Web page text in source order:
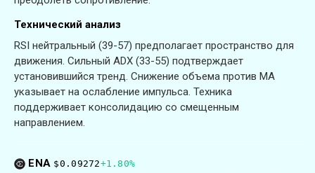
Технический анализ
RSI нейтральный (39-57) предполагает пространство для
движения. Сильный ADX (33-55) подтверждает
установившийся тренд. Снижение объема против MA
указывает на ослабление импульса. Техника
поддерживает консолидацию со смещенным
направлением.
ENA $0.09272+1.80%